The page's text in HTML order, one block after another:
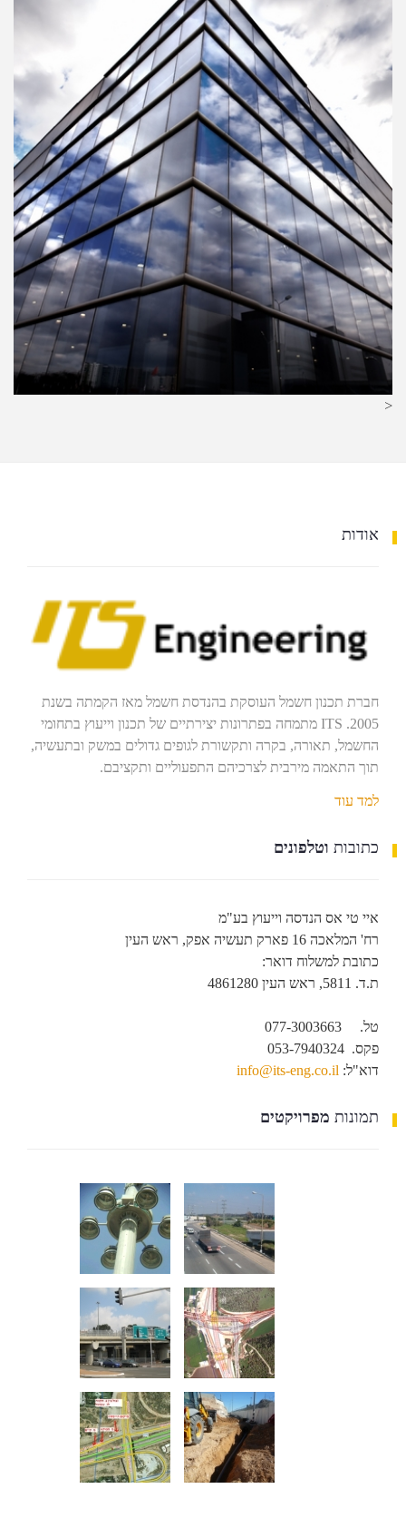
<
אודות
חברת תכנון חשמל העוסקת בהנדסת חשמל מאז הקמתה בשנת
2005. ITS מתמחה בפתרונות יצירתיים של תכנון וייעוץ בתחומי
החשמל, תאורה, בקרה ותקשורת לגופים גדולים במשק ובתעשיה,
תוך התאמה מירבית לצרכיהם התפעוליים ותקציבם.
למד עוד
כתובות וטלפונים
איי טי אס הנדסה וייעוץ בע"מ
רח' המלאכה 16 פארק תעשיה אפק, ראש העין
כתובת למשלוח דואר:
ת.ד. 5811, ראש העין 4861280
טל. 077-3003663
פקס. 053-7940324
דוא"ל: info@its-eng.co.il
תמונות מפרויקטים